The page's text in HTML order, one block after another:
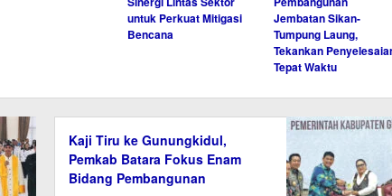
untuk Perkuat Mitigasi
Bencana
Jembatan Sikan-
Tumpung Laung,
Tekankan
Tepat Waktu
Kaji Tiru ke Gunungkidul,
Pemkab Batara Fokus Enam
Bidang Pembangunan